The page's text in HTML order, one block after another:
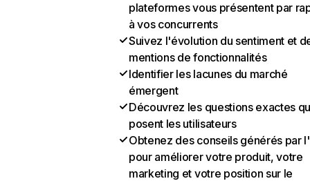
plateformes vous présentent par
à vos concurrents
Suivez l'évolution du sentiment et
mentions de fonctionnalités
Identifier les lacunes du marché
émergent
Découvrez les questions exactes
posent les utilisateurs
Obtenez des conseils générés par
pour améliorer votre produit, votre
marketing et votre position sur le